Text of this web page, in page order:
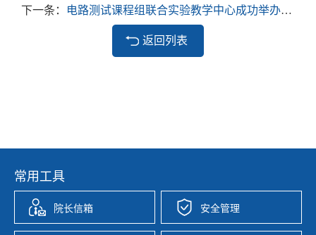
下一条： 电路测试课程组联合实验教学中心成功举办课程专题研讨会
返回列表
常用工具
院长信箱 安全管理